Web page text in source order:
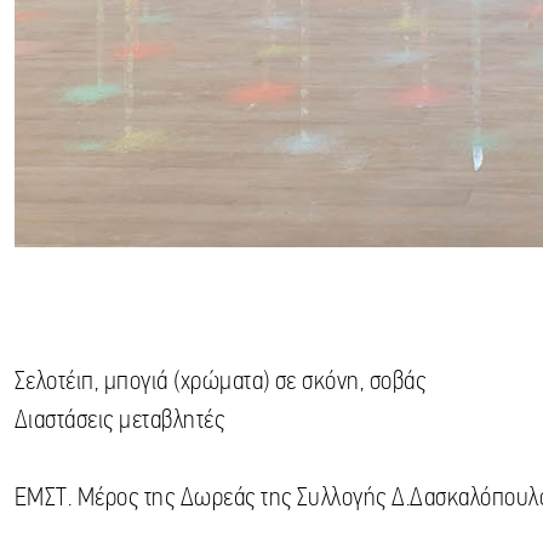
Σελοτέιπ, μπογιά (χρώματα) σε σκόνη, σοβάς
Διαστάσεις μεταβλητές
ΕΜΣΤ. Μέρος της Δωρεάς της Συλλογής